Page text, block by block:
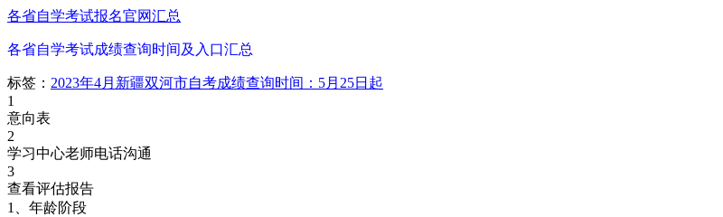
各省自学考试报名官网汇总
各省自学考试成绩查询时间及入口汇总
标签： 2023年4月新疆双河市自考成绩查询时间：5月25日起
1
意向表
2
学习中心老师电话沟通
3
查看评估报告
1、年龄阶段